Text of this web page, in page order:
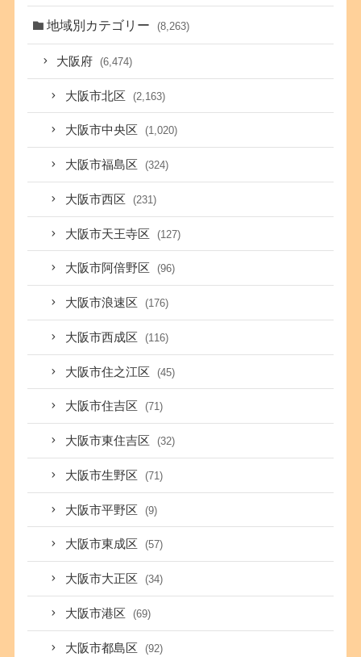
地域別カテゴリー (8,263)
大阪府 (6,474)
大阪市北区 (2,163)
大阪市中央区 (1,020)
大阪市福島区 (324)
大阪市西区 (231)
大阪市天王寺区 (127)
大阪市阿倍野区 (96)
大阪市浪速区 (176)
大阪市西成区 (116)
大阪市住之江区 (45)
大阪市住吉区 (71)
大阪市東住吉区 (32)
大阪市生野区 (71)
大阪市平野区 (9)
大阪市東成区 (57)
大阪市大正区 (34)
大阪市港区 (69)
大阪市都島区 (92)